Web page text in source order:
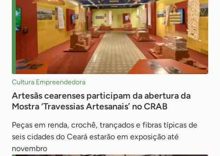
Cultura Empreendedora
Artesãs cearenses participam da abertura da
Mostra ‘Travessias Artesanais’ no CRAB
Peças em renda, crochê, trançados e fibras típicas de
seis cidades do Ceará estarão em exposição até
novembro